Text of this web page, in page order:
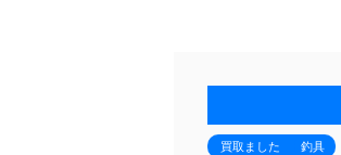
買取ました 釣具